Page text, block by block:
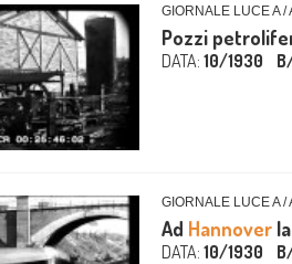
GIORNALE LUCE A /
Pozzi
DATA: 10/1930
GIORNALE LUCE A /
Ad Hannover
DATA: 10/1930